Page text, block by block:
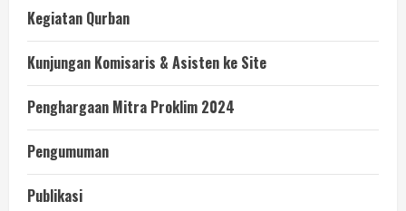
Kegiatan Qurban
Kunjungan Komisaris & Asisten ke Site
Penghargaan Mitra Proklim 2024
Pengumuman
Publikasi